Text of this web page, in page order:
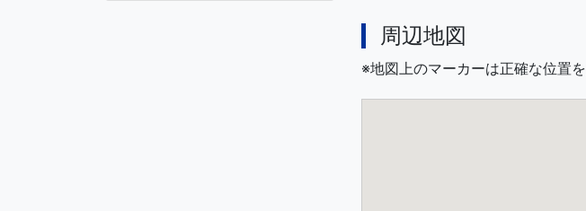
周辺地図
※地図上のマーカーは正確な位置